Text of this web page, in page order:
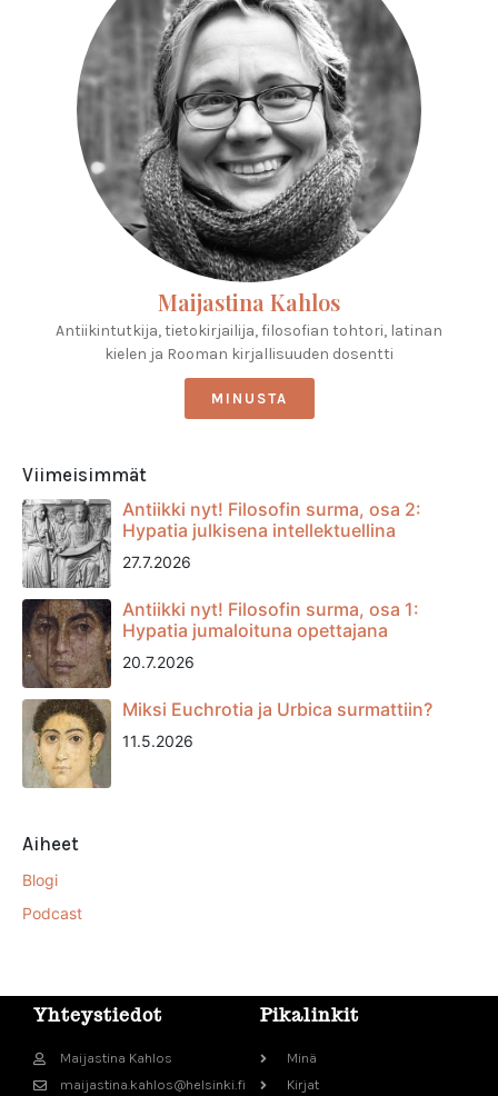
Maijastina Kahlos
Antiikintutkija, tietokirjailija, filosofian tohtori, latinan
kielen ja Rooman kirjallisuuden dosentti
MINUSTA
Viimeisimmät
Antiikki nyt! Filosofin surma, osa 2:
Hypatia julkisena intellektuellina
27.7.2026
Antiikki nyt! Filosofin surma, osa 1:
Hypatia jumaloituna opettajana
20.7.2026
Miksi Euchrotia ja Urbica surmattiin?
11.5.2026
Aiheet
Blogi
Podcast
Yhteystiedot
Maijastina Kahlos
maijastina.kahlos@helsinki.fi
Pikalinkit
Minä
Kirjat